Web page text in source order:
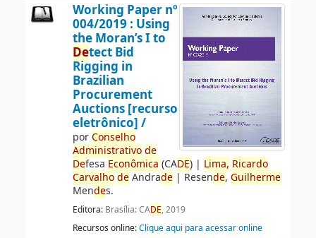
Working Paper nº
004/2019 : Using
the Moran’s I to
Detect Bid
Rigging in
Brazilian
Procurement
Auctions [recurso
eletrônico] /
porConselho
Administrativo de
Defesa Econômica (CADE)| Lima, Ricardo
Carvalho deAndrade| Resende, Guilherme
Mendes.
Editora: Brasília: CADE, 2019
Recursos online:Clique aqui para acessar online